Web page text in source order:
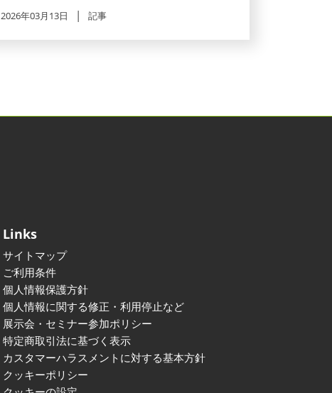
2026年03月13日 記事
Links
サイトマップ
ご利用条件
個人情報保護方針
個人情報に関する修正・利用停止など
展示会・セミナー参加ポリシー
特定商取引法に基づく表示
カスタマーハラスメントに対する基本方針
クッキーポリシー